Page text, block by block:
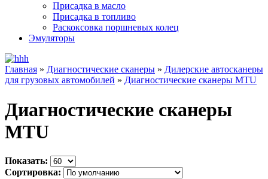
Присадка в масло
Присадка в топливо
Раскоксовка поршневых колец
Эмуляторы
Главная » Диагностические сканеры » Дилерские автосканеры
для грузовых автомобилей » Диагностические сканеры MTU
Диагностические сканеры
MTU
Показать:
Сортировка: